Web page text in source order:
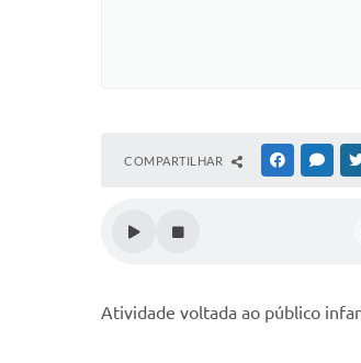
COMPARTILHAR FACEBOOK
Atividade voltada ao público